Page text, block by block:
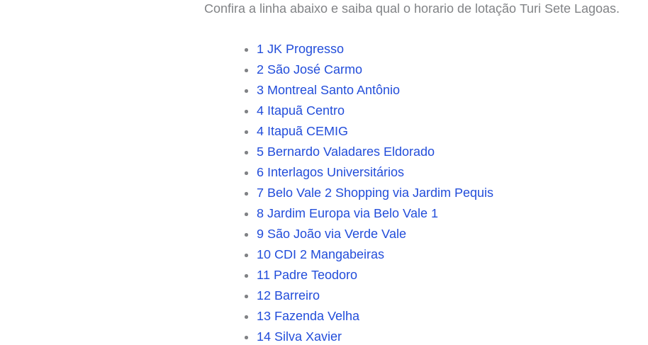
Confira a linha abaixo e saiba qual o horario de lotação Turi Sete Lagoas.
1 JK Progresso
2 São José Carmo
3 Montreal Santo Antônio
4 Itapuã Centro
4 Itapuã CEMIG
5 Bernardo Valadares Eldorado
6 Interlagos Universitários
7 Belo Vale 2 Shopping via Jardim Pequis
8 Jardim Europa via Belo Vale 1
9 São João via Verde Vale
10 CDI 2 Mangabeiras
11 Padre Teodoro
12 Barreiro
13 Fazenda Velha
14 Silva Xavier